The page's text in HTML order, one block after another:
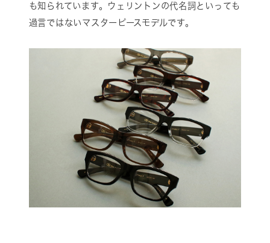
も知られています。ウェリントンの代名詞といっても
過言ではないマスターピースモデルです。